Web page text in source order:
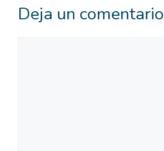
Deja un comentario